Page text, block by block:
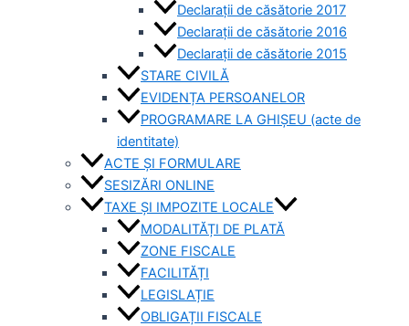
Declarații de căsătorie 2017
Declarații de căsătorie 2016
Declarații de căsătorie 2015
STARE CIVILĂ
EVIDENȚA PERSOANELOR
PROGRAMARE LA GHIȘEU (acte de
identitate)
ACTE ȘI FORMULARE
SESIZĂRI ONLINE
TAXE ȘI IMPOZITE LOCALE
MODALITĂȚI DE PLATĂ
ZONE FISCALE
FACILITĂȚI
LEGISLAȚIE
OBLIGAȚII FISCALE